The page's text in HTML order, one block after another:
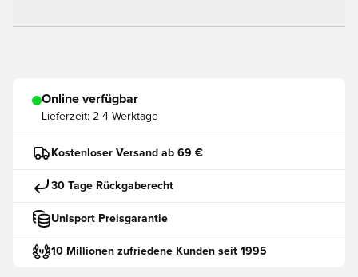
Online verfügbar
Lieferzeit: 2-4 Werktage
Kostenloser Versand ab 69 €
30 Tage Rückgaberecht
Unisport Preisgarantie
10 Millionen zufriedene Kunden seit 1995